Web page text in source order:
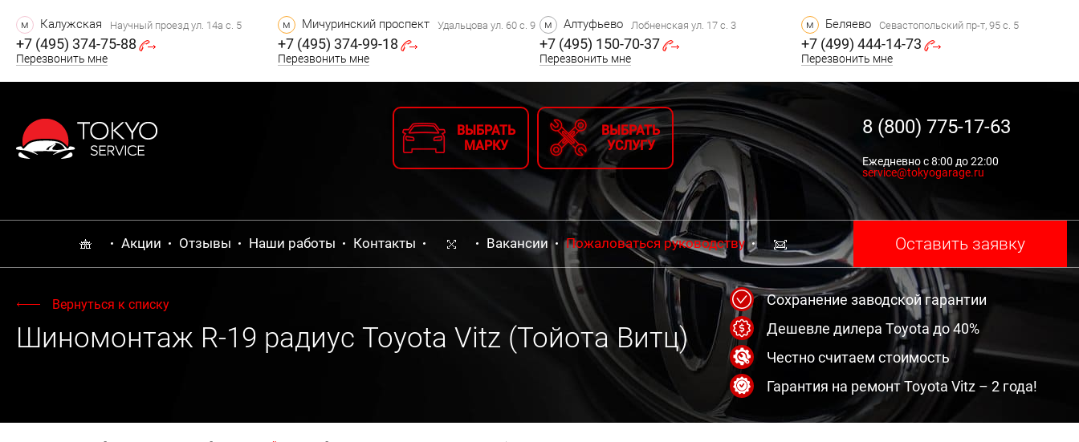
м Калужская Научный проезд ул. 14а с. 5
+7 (495) 374-75-88
Перезвонить мне
м Мичуринский проспект Удальцова ул. 60 с. 9
+7 (495) 374-99-18
Перезвонить мне
м Алтуфьево Лобненская ул. 17 с. 3
+7 (495) 150-70-37
Перезвонить мне
м Беляево Севастопольский пр-т, 95 с. 5
+7 (499) 444-14-73
Перезвонить мне
ВЫБРАТЬ
МАРКУ
ВЫБРАТЬ
УСЛУГУ
8 (800) 775-17-63
Ежедневно с 8:00 до 22:00
service@tokyogarage.ru
Акции Отзывы Наши работы Контакты Вакансии Пожаловаться руководству Оставить заявку
Вернуться к списку
Шиномонтаж R-19 радиус Toyota Vitz (Тойота Витц)
Сохранение заводской гарантии
Дешевле дилера Toyota до 40%
Честно считаем стоимость
Гарантия на ремонт Toyota Vitz – 2 года!